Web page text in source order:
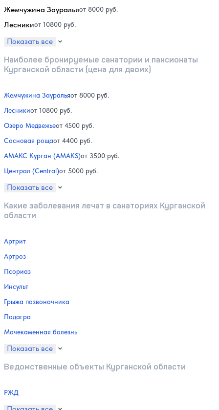
Жемчужина Зауральяот 8000 руб.
Лесникиот 10800 руб.
Показать все
Наиболее бронируемые санатории и пансионаты
Курганской области (цена для двоих)
Жемчужина Зауральяот 8000 руб.
Лесникиот 10800 руб.
Озеро Медвежьеот 4500 руб.
Сосновая рощаот 4400 руб.
АМАКС Курган (AMAKS)от 3500 руб.
Централ (Central)от 5000 руб.
Показать все
Какие заболевания лечат в санаториях Курганской
области
Артрит
Артроз
Псориаз
Инсульт
Грыжа позвоночника
Подагра
Мочекаменная болезнь
Показать все
Ведомственные объекты Курганской области
РЖД